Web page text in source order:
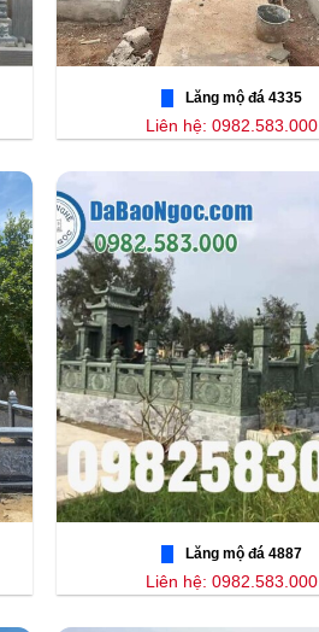
Lăng mộ đá 4335
Liên hệ: 0982.583.000
Lăng mộ đá 4887
Liên hệ: 0982.583.000